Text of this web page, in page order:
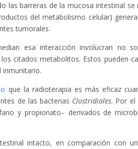
las barreras de la mucosa intestinal
del metabolismo celular)
tumorales.
esa interacción involucran no
citados metabolitos. Estos pueden
inmunitario.
que la radioterapia es más eficaz
de las bacterias Clostridiales. Por
y propionato– derivados de
intacto, en comparación con